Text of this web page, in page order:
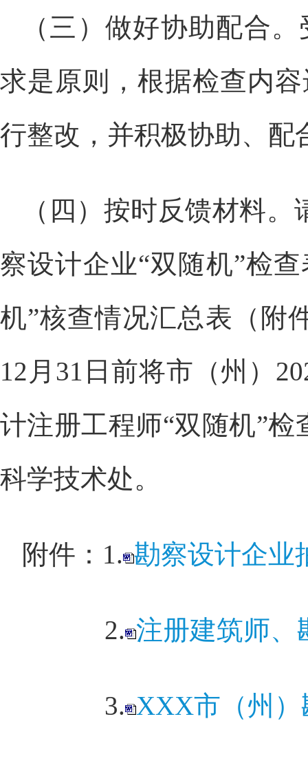
（三）做好协助配合
求是原则，根据检查内
行整改，并积极协助、配
（四）按时反馈材料
察设计企业“双随机”检
机”核查情况汇总表（附
12月31日前将市（州）
计注册工程师“双随机”
科学技术处。
附件：1. 勘察设计企业
2. 注册建筑师、
3. XXX市（州）